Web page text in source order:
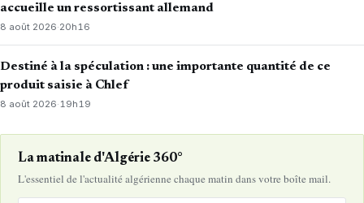
accueille un ressortissant allemand
8 août 2026·20h16
Destiné à la spéculation : une importante quantité de ce
produit saisie à Chlef
8 août 2026· 19h19
La matinale d'Algérie 360°
L'essentiel de l'actualité algérienne chaque matin dans votre boîte mail.